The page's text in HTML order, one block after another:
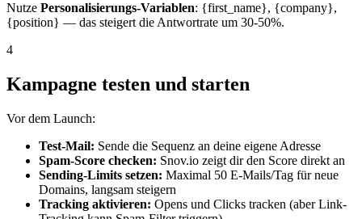
Nutze Personalisierungs-Variablen: {first_name}, {company},
{position} — das steigert die Antwortrate um 30-50%.
4
Kampagne testen und starten
Vor dem Launch:
Test-Mail: Sende die Sequenz an deine eigene Adresse
Spam-Score checken: Snov.io zeigt dir den Score direkt an
Sending-Limits setzen: Maximal 50 E-Mails/Tag für neue
Domains, langsam steigern
Tracking aktivieren: Opens und Clicks tracken (aber Link-